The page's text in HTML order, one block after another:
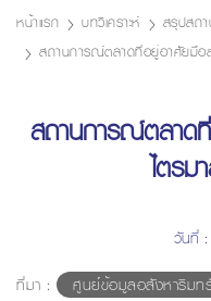
หน้าแรก บทวิเคราะห์
สรุปสถ
สถานการณ์ตลาดที่อยู่อาศัยมือ
สถานการณ์ตลาด
ไตร
วันที่
ที่มา :
ศูนย์ข้อมูลอสังหาริม